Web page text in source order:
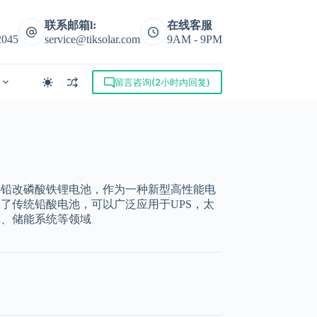
联系邮箱l:
service@tiksolar.com
在线客服
9AM - 9PM
留言咨询(2小时内回复)
改磷酸铁锂电池，作为一种新型高性能电
传统铅酸电池，可以广泛应用于UPS，太
储能系统等领域